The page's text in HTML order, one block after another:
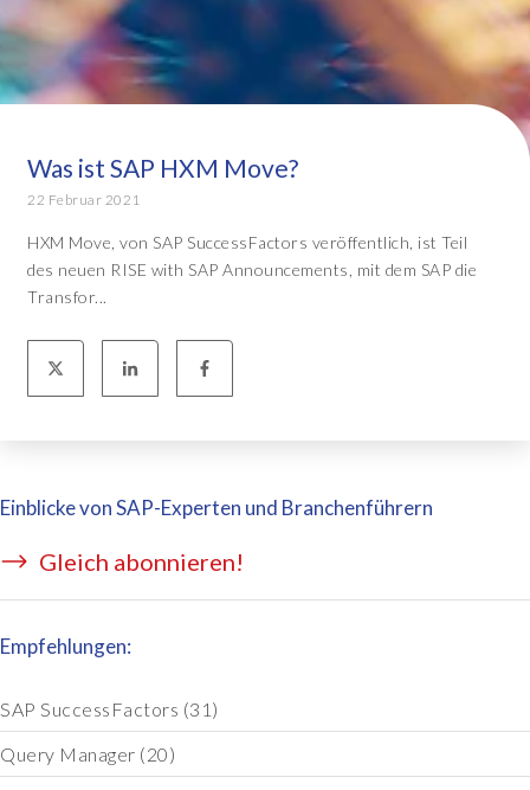
Was ist SAP HXM Move?
22 Februar 2021
HXM Move, von SAP SuccessFactors veröffentlich, ist Teil
des neuen RISE with SAP Announcements, mit dem SAP die
Transfor...
Einblicke von SAP-Experten und Branchenführern
Gleich abonnieren!
Empfehlungen:
SAP SuccessFactors (31)
Query Manager (20)